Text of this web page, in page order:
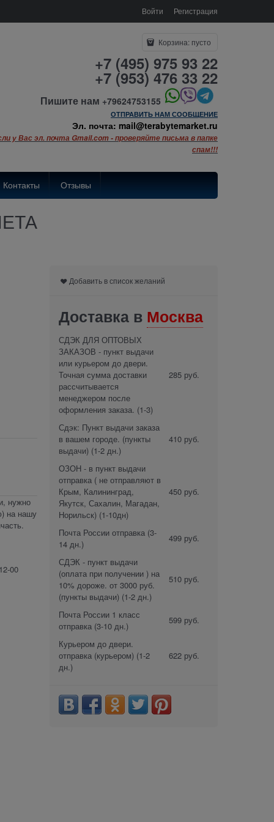
Войти Регистрация
Корзина: пусто
+7 (495) 975 93 22
+7 (953) 476 33 22
Пишите нам +79624753155
ОТПРАВИТЬ НАМ СООБЩЕНИЕ
Эл. почта: mail@terabytemarket.ru
у Вас эл. почта Gmail.com - проверяйте письма в папке
спам!!!
Контакты Отзывы
нужно
на нашу
00
Добавить в список желаний
Доставка в Москва
СДЭК ДЛЯ ОПТОВЫХ
ЗАКАЗОВ - пункт выдачи
или курьером до двери.
Точная сумма доставки
рассчитывается
менеджером после
оформления заказа. (1-3)
285 руб.
Сдэк: Пункт выдачи заказа
в вашем городе. (пункты
выдачи) (1-2 дн.)
410 руб.
ОЗОН - в пункт выдачи
отправка ( не отправляют в
Крым, Калининград,
Якутск, Сахалин, Магадан,
Норильск) (1-10дн)
450 руб.
Почта России отправка (3-
14 дн.)
499 руб.
СДЭК - пункт выдачи
(оплата при получении ) на
10% дороже. от 3000 руб.
(пункты выдачи) (1-2 дн.)
510 руб.
Почта России 1 класс
отправка (3-10 дн.)
599 руб.
Курьером до двери.
отправка (курьером) (1-2
дн.)
622 руб.